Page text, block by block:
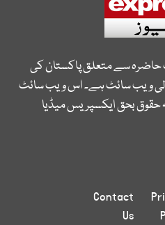
حاضرہ سے متعلق پاکستان کی
ویب سائٹ ہے۔ اس ویب سائٹ
حقوق بحق ایکسپریس میڈیا
Contact
Us